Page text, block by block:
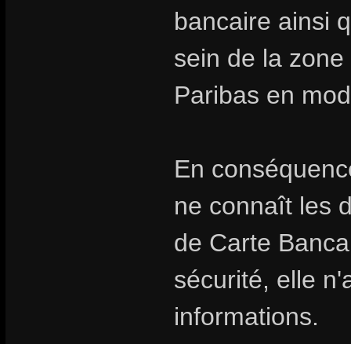
bancaire ainsi
sein de la
Paribas en
En
ne connaît les
de Carte
sécurité, elle
informations.